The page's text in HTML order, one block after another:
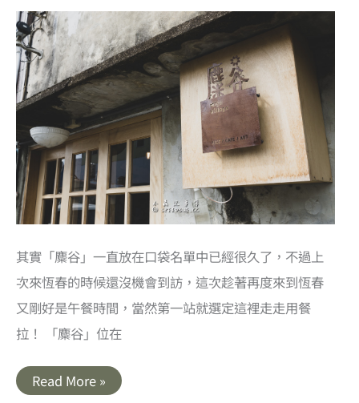
其實「麋谷」一直放在口袋名單中已經很久了，不過上
次來恆春的時候還沒機會到訪，這次趁著再度來到恆春
又剛好是午餐時間，當然第一站就選定這裡走走用餐
拉！ 「麋谷」位在
屏
東
Read More »